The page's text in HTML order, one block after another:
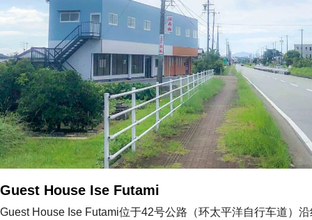
Guest House Ise Futami
Guest House Ise Futami位于42号公路（环太平洋自行车道）